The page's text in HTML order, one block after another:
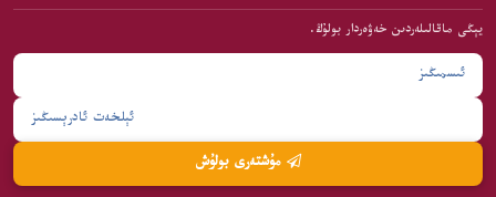
يېڭى ماقالىلەردىن خەۋەردار بولۇڭ.